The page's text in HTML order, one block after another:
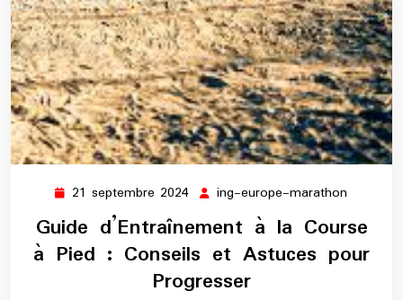
21 septembre 2024 21
septembre
2024
ing-europe-marathon
Guide d’Entraînement à la Course
à Pied : Conseils et Astuces pour
Progresser